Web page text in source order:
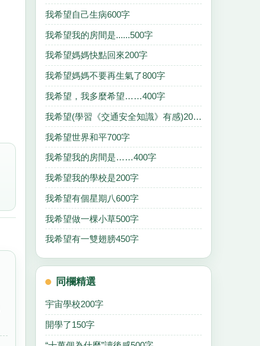
我希望自己生病600字
我希望我的房間是......500字
我希望媽媽快點回來200字
我希望媽媽不要再生氣了800字
我希望，我多麼希望……400字
我希望(學習《交通安全知識》有感)200字
我希望世界和平700字
我希望我的房間是……400字
我希望我的學校是200字
我希望有個星期八600字
我希望做一棵小草500字
我希望有一雙翅膀450字
同欄精選
宇宙學校200字
開學了150字